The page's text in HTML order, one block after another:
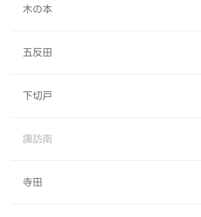
木の本
五反田
下切戸
諏訪南
寺田